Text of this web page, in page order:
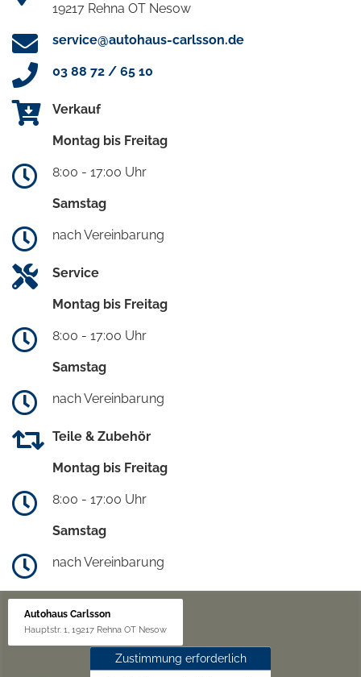
19217 Rehna OT Nesow
service@autohaus-carlsson.de
03 88 72 / 65 10
Verkauf
Montag bis Freitag
8:00 - 17:00 Uhr
Samstag
nach Vereinbarung
Service
Montag bis Freitag
8:00 - 17:00 Uhr
Samstag
nach Vereinbarung
Teile & Zubehör
Montag bis Freitag
8:00 - 17:00 Uhr
Samstag
nach Vereinbarung
Autohaus Carlsson
Hauptstr. 1, 19217 Rehna OT Nesow
Zustimmung erforderlich